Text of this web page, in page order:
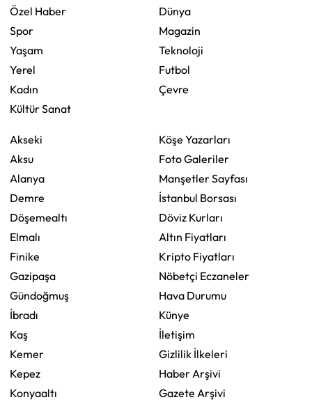
Özel Haber
Spor
Yaşam
Yerel
Kadın
Kültür Sanat
Dünya
Magazin
Teknoloji
Futbol
Çevre
Akseki
Aksu
Alanya
Demre
Döşemealtı
Elmalı
Finike
Gazipaşa
Gündoğmuş
İbradı
Kaş
Kemer
Kepez
Konyaaltı
Köşe Yazarları
Foto Galeriler
Manşetler Sayfası
İstanbul Borsası
Döviz Kurları
Altın Fiyatları
Kripto Fiyatları
Nöbetçi Eczaneler
Hava Durumu
Künye
İletişim
Gizlilik İlkeleri
Haber Arşivi
Gazete Arşivi